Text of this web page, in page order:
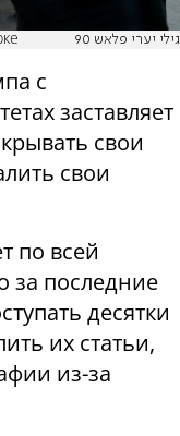
גילי יערי פלאש 90
с
заставляет
свои
свои
по всей
за последние
десятки
их статьи,
из-за